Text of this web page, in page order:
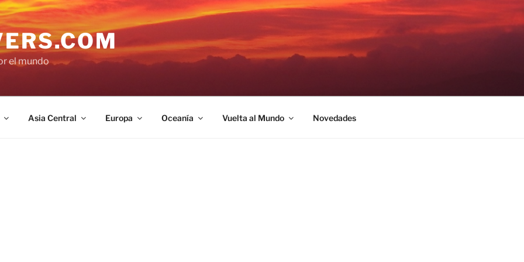
el mundo
Asia Central Europa Oceanía Vuelta al Mundo Novedades